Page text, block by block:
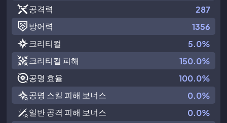
공격력
287
방어력
1356
크리티컬
5.0%
크리티컬 피해
150.0%
공명 효율
100.0%
공명 스킬 피해 보너스
0.0%
일반 공격 피해 보너스
0.0%